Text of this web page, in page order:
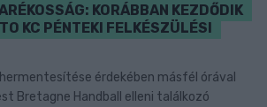
KORÁBBAN KEZDŐDIK
KC PÉNTEKI FELKÉSZÜLÉSI
érdekében másfél órával
Bretagne Handball elleni találkozó